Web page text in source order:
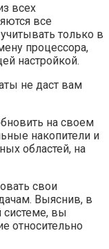
всех
все
только в
процессора,
настройкой.
не даст вам
на своем
накопители и
областей, на
свои
Выяснив, в
вы
относительно